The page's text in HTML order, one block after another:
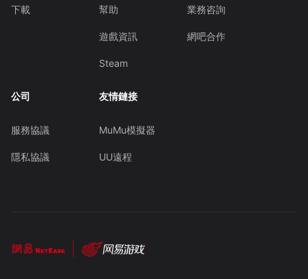
下載 幫助
遊戲資訊
Steam
業務咨詢
網吧合作
公司
服務協議
隱私協議
友情鏈接
MuMu模擬器
UU遠程